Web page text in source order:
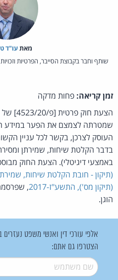
מאת‏עו"ד
שותף וחבר בקבוצת הסייבר, הפרטיות
זמן קריאה: פחות מדקה
הצעת
שמטרתה לצמצם את הפער במידע
העוסק לצרכן, בקשר לכל עניין
בדבר הקלטת שיחות, שמירתן
באמצעי דיגיטלי). הצעת החוק
(תיקון - חובת הקלטת שיחות,
(תיקון מס'), התשע"ז-2017
,
הוגן.
אלפי עורכי דין ואנשי משפט נעזרים
הצטרפו גם אתם:
שם משתמש*